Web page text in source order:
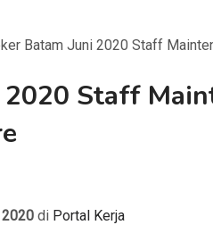
Batam Juni 2020 Staff
Staff
2020 di Portal Kerja